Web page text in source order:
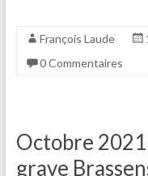
François Laude
0 Commentaires
Octobre 2021
grave